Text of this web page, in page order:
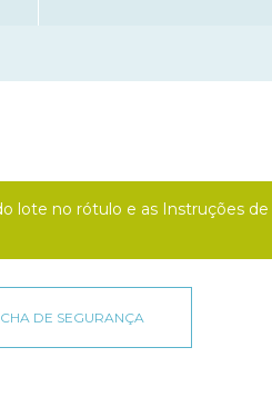
lote no rótulo e as Instruções